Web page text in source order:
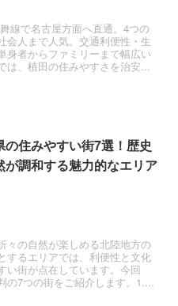
線で名古屋方面へ直通。4つの
会人まで人気。交通利便性・生
身者からファミリーまで幅広い
は、植田の住みやすさを治安...
の住みやすい街7選！歴史
が調和する魅力的なエリア
々の自然が楽しめる北陸地方の
するエリアでは、利便性と文化
い街が点在しています。今回
7つの街をご紹介します。1....